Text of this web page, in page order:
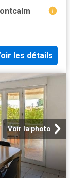
les détails
Voir la photo